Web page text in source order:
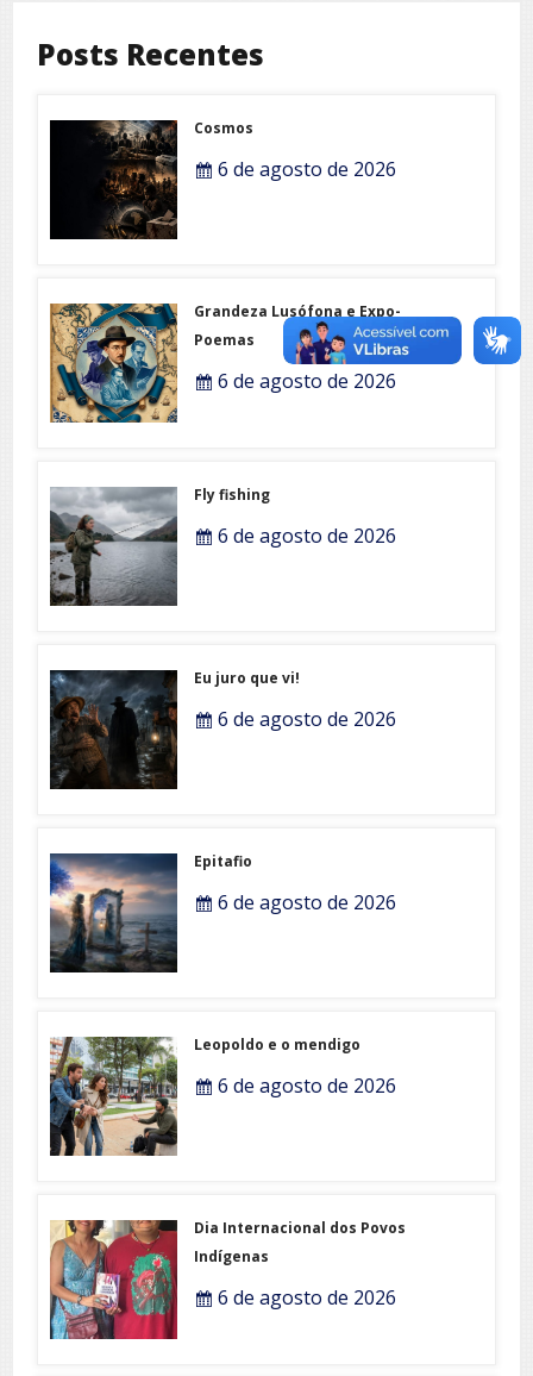
Posts Recentes
Cosmos
6 de agosto de 2026
Grandeza Lusófona e Expo-
Poemas
6 de agosto de 2026
Fly fishing
6 de agosto de 2026
Eu juro que vi!
6 de agosto de 2026
Epitafio
6 de agosto de 2026
Leopoldo e o mendigo
6 de agosto de 2026
Dia Internacional dos Povos
Indígenas
6 de agosto de 2026